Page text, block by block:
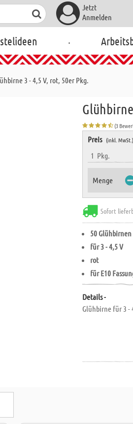
Jetzt
Anmelden
.
3 - 4,5 V, rot, 50er Pkg.
(3
Preis (inkl. MwSt.)
1 Pkg.
Menge
Sofort
50 Glühbirnen
für 3 - 4,5 V
rot
für E10
Details -
Glühbirne für 3 -